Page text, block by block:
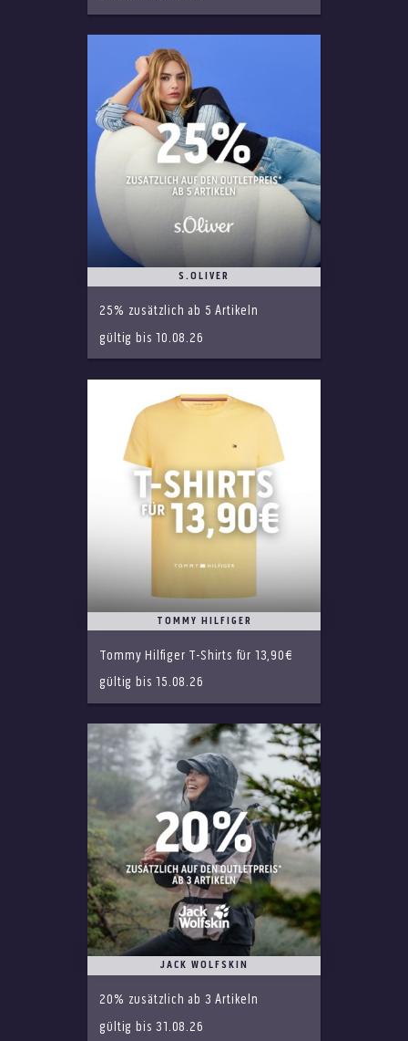
S.OLIVER
25% zusätzlich ab 5 Artikeln
gültig bis 10.08.26
TOMMY HILFIGER
Tommy Hilfiger T-Shirts für 13,90€
gültig bis 15.08.26
JACK WOLFSKIN
20% zusätzlich ab 3 Artikeln
gültig bis 31.08.26